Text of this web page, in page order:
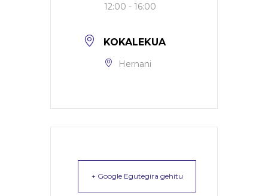
12:00 - 16:00
KOKALEKUA
Hernani
+ Google Egutegira gehitu